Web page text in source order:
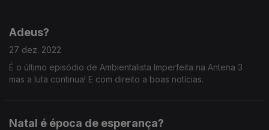
Adeus?
27 dez. 2022
É o último episódio de Ambientalista Imperfeita na Antena 3
mas a luta continua! E com direito a boas notícias.
Natal é época de esperança?